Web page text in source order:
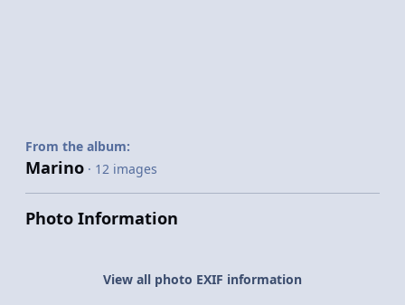
From the album:
Marino · 12 images
Photo Information
View all photo EXIF information